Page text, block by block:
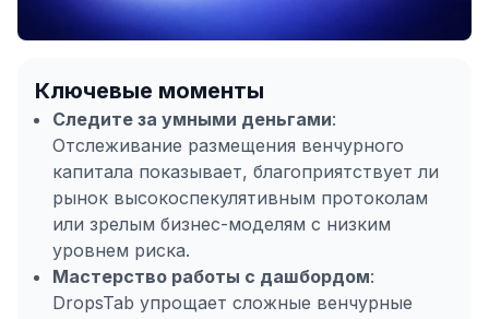
Ключевые моменты
Следите за умными деньгами:
Отслеживание размещения венчурного
капитала показывает, благоприятствует ли
рынок высокоспекулятивным протоколам
или зрелым бизнес-моделям с низким
уровнем риска.
Мастерство работы с дашбордом:
DropsTab упрощает сложные венчурные